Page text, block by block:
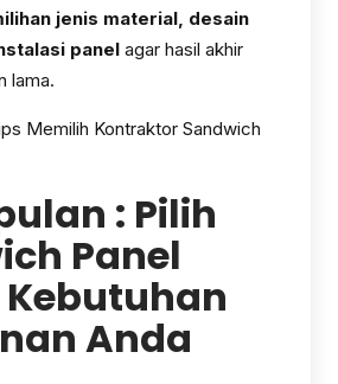
jenis material, desain
panel agar hasil akhir
lama.
Memilih Kontraktor Sandwich
: Pilih
Panel
Kebutuhan
Anda